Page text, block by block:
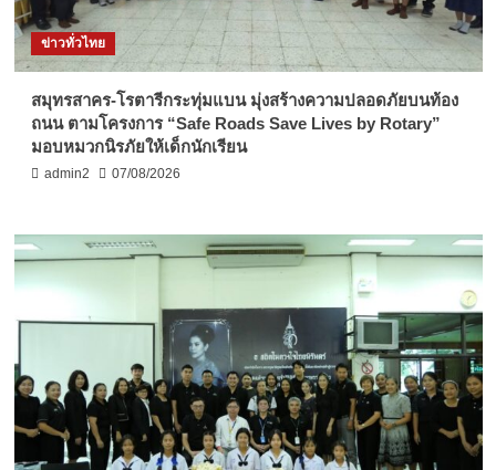
ข่าวทั่วไทย
สมุทรสาคร-โรตารีกระทุ่มแบน มุ่งสร้างความปลอดภัยบนท้อง
ถนน ตามโครงการ “Safe Roads Save Lives by Rotary”
มอบหมวกนิรภัยให้เด็กนักเรียน
admin2 07/08/2026